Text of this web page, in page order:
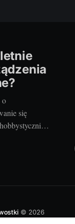
o
się
jest
© 2026